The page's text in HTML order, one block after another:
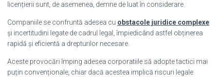
licențierii sunt, de asemenea, demne de luat în considerare.
Companiile se confruntă adesea cu obstacole juridice complexe
și incertitudini legate de cadrul legal, împiedicând astfel obținerea
rapidă și eficientă a drepturilor necesare.
Aceste provocări împing adesea corporatiile să adopte tactici mai
puțin convenționale, chiar dacă acestea implică riscuri legale